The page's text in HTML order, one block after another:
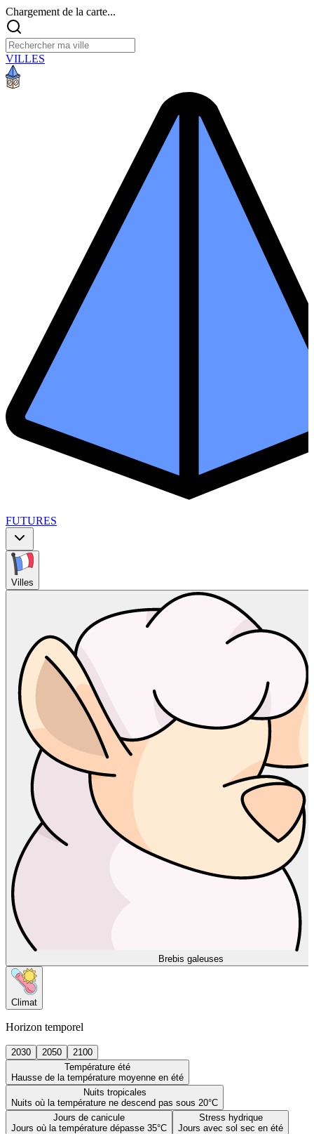
Chargement de la carte...
VILLES
FUTURES
Villes
Brebis galeuses
Climat
Horizon temporel
2030 2050
2100
Température été
Hausse de la température moyenne en été
Nuits tropicales
Nuits où la température ne descend pas sous 20°C
Jours de canicule
Jours où la température dépasse 35°C
Stress hydrique
Jours avec sol sec en été